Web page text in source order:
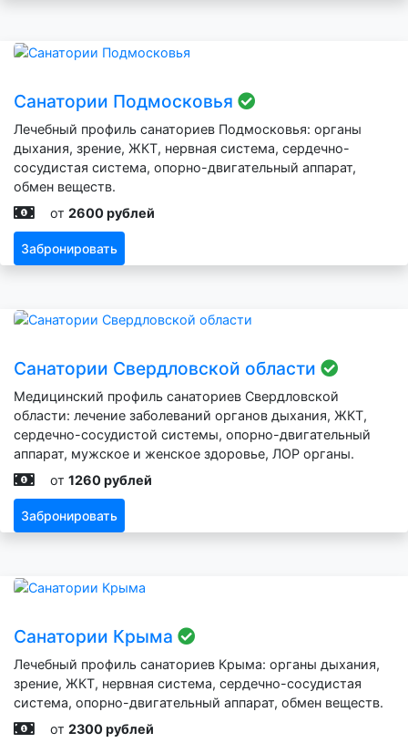
Санатории Подмосковья
Лечебный профиль санаториев Подмосковья: органы
дыхания, зрение, ЖКТ, нервная система, сердечно-
сосудистая система, опорно-двигательный аппарат,
обмен веществ.
от 2600 рублей
Забронировать
Санатории Свердловской области
Медицинский профиль санаториев Свердловской
области: лечение заболеваний органов дыхания, ЖКТ,
сердечно-сосудистой системы, опорно-двигательный
аппарат, мужское и женское здоровье, ЛОР органы.
от 1260 рублей
Забронировать
Санатории Крыма
Лечебный профиль санаториев Крыма: органы дыхания,
зрение, ЖКТ, нервная система, сердечно-сосудистая
система, опорно-двигательный аппарат, обмен веществ.
от 2300 рублей